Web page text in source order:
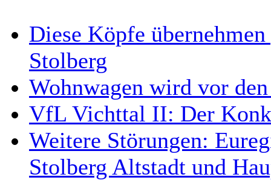
Diese Köpfe
Stolberg
Wohnwagen wird vor
VfL Vichttal II: Der
Weitere Störungen:
Stolberg Altstadt und